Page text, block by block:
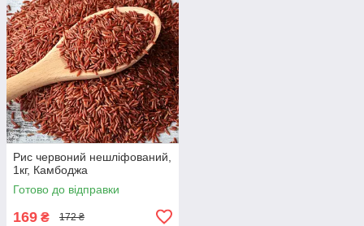
Рис червоний нешліфований,
1кг, Камбоджа
Готово до відправки
169 ₴ 172 ₴